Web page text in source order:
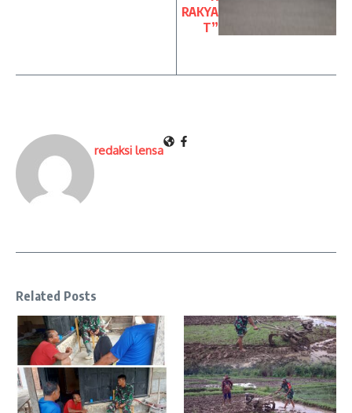
RAKYA
T”
redaksi lensa
Related Posts